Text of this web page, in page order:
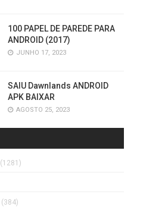
100 PAPEL DE PAREDE PARA
ANDROID (2017)
JUNHO 17, 2023
SAIU Dawnlands ANDROID
APK BAIXAR
AGOSTO 25, 2023
(1281)
(384)